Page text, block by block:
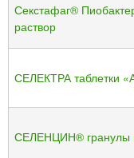
Секстафаг®
раствор
СЕЛЕКТРА таблетки
СЕЛЕНЦИН® гранулы